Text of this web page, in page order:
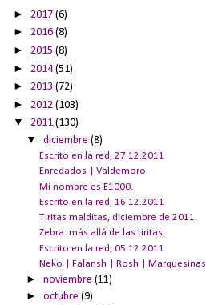
► 2017 (6)
► 2016 (8)
► 2015 (8)
► 2014(51)
► 2013 (72)
► 2012 (103)
▼ 2011 (130)
▼diciembre(8)
Escrito en la red, 27.12.2011
Enredados | Valdemoro
Mi nombre es E1000.
Escrito en la red, 16.12.2011
Tiritas malditas, diciembre de 2011.
Zebra: más allá de las tiritas.
Escrito en la red, 05.12.2011
Neko | Falansh | Rosh | Marquesinas
►noviembre(11)
►octubre(9)